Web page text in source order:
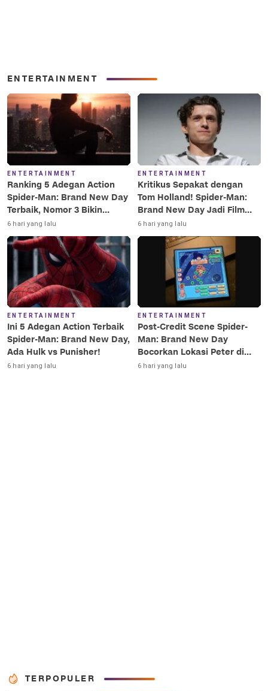
ENTERTAINMENT
ENTERTAINMENT
Ranking 5 Adegan Action
Spider-Man: Brand New Day
Terbaik, Nomor 3 Bikin
Terkesima!
6 hari yang lalu
ENTERTAINMENT
Kritikus Sepakat dengan
Tom Holland! Spider-Man:
Brand New Day Jadi Film
Terbaik Era MCU
6 hari yang lalu
ENTERTAINMENT
Ini 5 Adegan Action Terbaik
Spider-Man: Brand New Day,
Ada Hulk vs Punisher!
6 hari yang lalu
ENTERTAINMENT
Post-Credit Scene Spider-
Man: Brand New Day
Bocorkan Lokasi Peter di
Luar Angkasa!
6 hari yang lalu
TERPOPULER